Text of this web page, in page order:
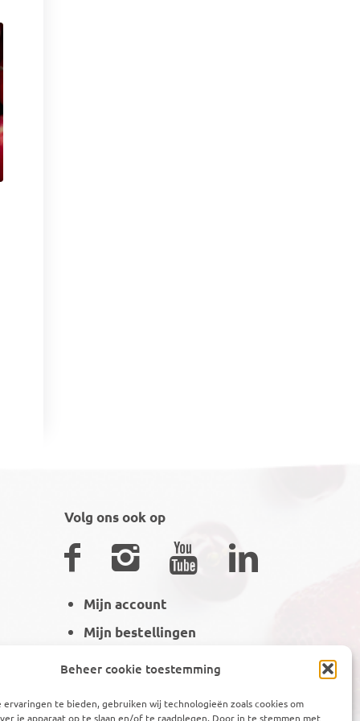
Beheer cookie toestemming
ervaringen te bieden, gebruiken wij technologieën zoals cookies om
je apparaat op te slaan en/of te raadplegen. Door in te stemmen met
Volg ons ook op
Mijn account
Mijn bestellingen